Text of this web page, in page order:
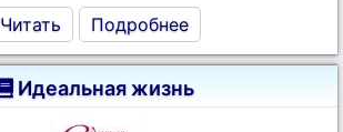
Читать Подробнее
Идеальная жизнь